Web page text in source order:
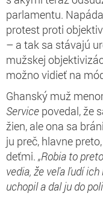
parlamentu.
protest proti
– a tak sa stávajú
mužskej
možno vidieť na
Ghanský muž
Service povedal, že
žien, ale ona sa
ju preč, hlavne
deťmi. „Robia to
vedia, že veľa ľudíich
uchopil a dal judo